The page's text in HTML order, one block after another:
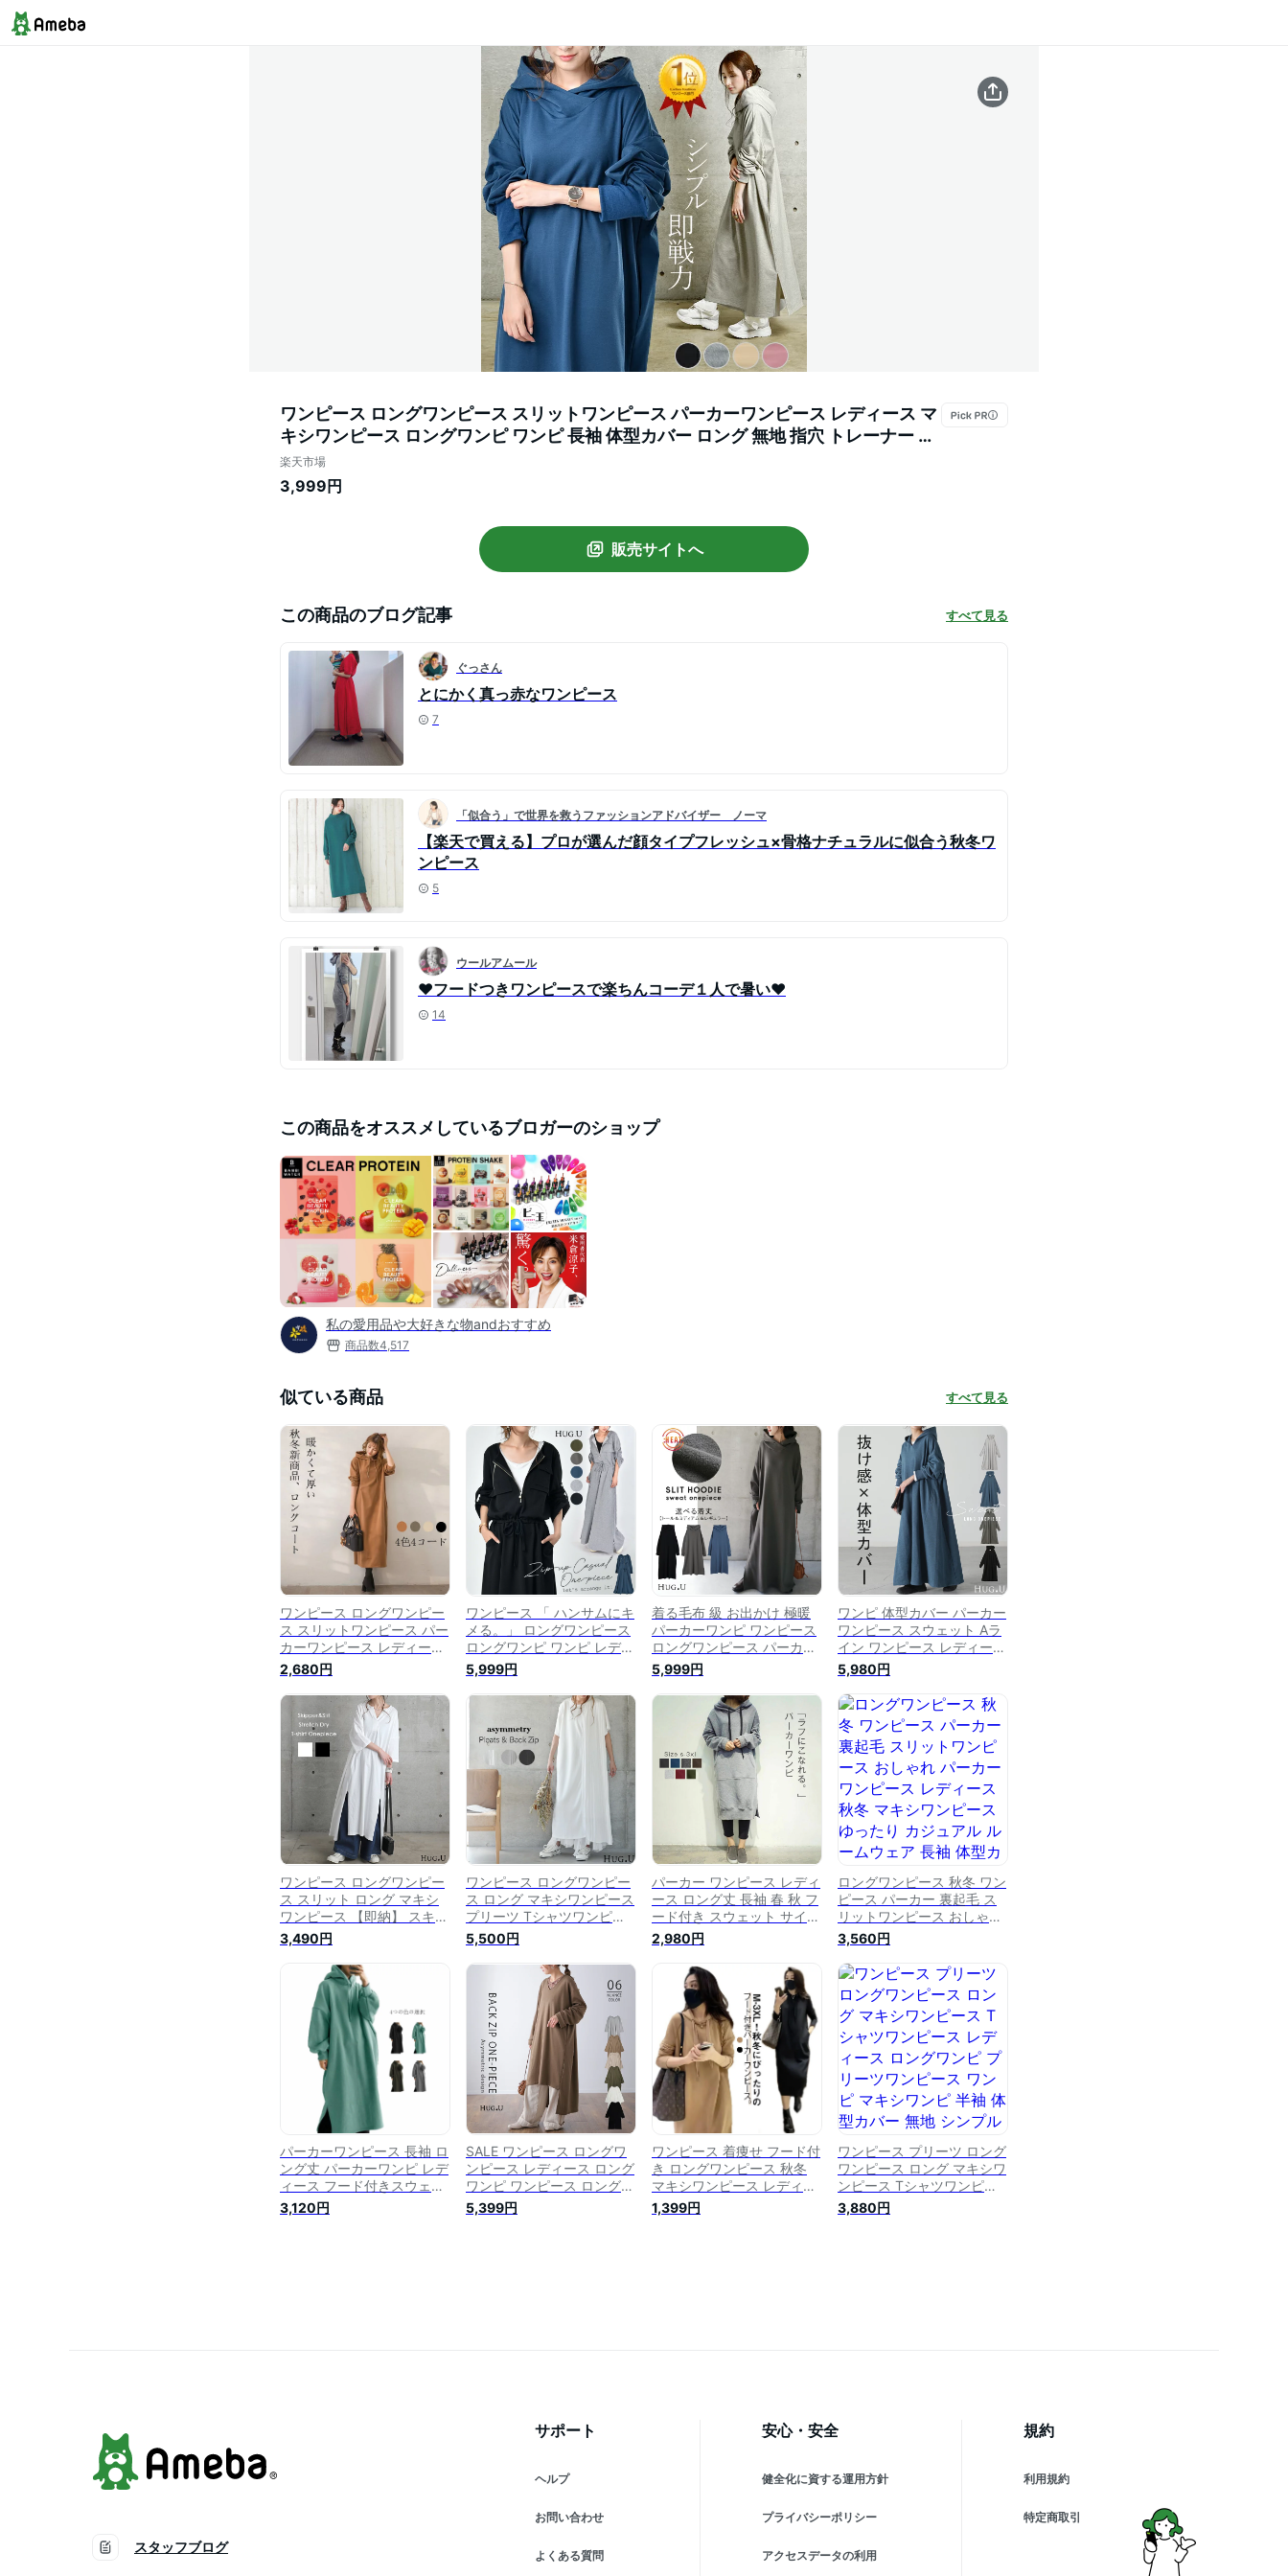
ワンピース ロングワンピース スリットワンピース パーカーワンピース レディース マ
キシワンピース ロングワンピ ワンピ 長袖 体型カバー ロング 無地 指穴 トレーナー ス
ウェット パーカーワンピ スリット 大きいサイズ 春 夏 プルオーバー
楽天市場
3,999円
販売サイトへ
この商品のブログ記事 すべて見る
ぐっさん
とにかく真っ赤なワンピース
7
「似合う」で世界を救うファッションアドバイザー ノーマ
【楽天で買える】プロが選んだ顔タイプフレッシュ×骨格ナチュラルに似合う秋冬ワ
ンピース
5
ウールアムール
♥フードつきワンピースで楽ちんコーデ１人で暑い♥
14
この商品をオススメしているブロガーのショップ
私の愛用品や大好きな物andおすすめ
商品数4,517
似ている商品 すべて見る
ワンピース ロングワンピー
ス スリットワンピース パー
カーワンピース レディース
マキシワンピース ロングワ
ンピ ワンピ マキシ 長袖 体
型カバー ロング 無地 スウ
ェット プルオーバー パーカ
ーワンピ スリット 大きいサ
イズ 夏 秋
2,680円
ワンピース 「 ハンサムにキ
メる。」 ロングワンピース
ロングワンピ ワンピ レディ
ース マキシ 体型カバー ロ
ング 長袖 トレーナー スウ
ェット ハーフジップ マタニ
ティ パーカーワンピース マ
キシワンピース 大きいサイ
ズ 黒 グレー 春 夏
5,999円
着る毛布 級 お出かけ 極暖
パーカーワンピ ワンピース
ロングワンピース パーカー
ワンピース レディース パー
カー ロングワンピ 長袖 指
穴 体型カバー ロング スウ
ェット プルオーバー 裏シャ
ギー 大きいサイズ 黒 春 夏
HUG.U
5,999円
ワンピ 体型カバー パーカー
ワンピース スウェット Aラ
イン ワンピース レディース
ロング ロングワンピース ロ
ングワンピ マキシ 長袖 パ
ーカー ロングパーカー トレ
ーナー パーカーワンピ 薄手
ゆったり スエット 大きいサ
イズ 春 冬 青 黒 HUG.U
5,980円
ワンピース ロングワンピー
ス スリット ロング マキシ
ワンピース 【即納】 スキッ
パー Tシャツワンピース T
シャツ レディース ロングワ
ンピ ワンピ マキシ 長袖 半
袖 体型カバー ロング Aライ
ンワンピース 大きいサイズ
無地 黒 白 春 夏 HUG.U .
3,490円
ワンピース ロングワンピー
ス ロング マキシワンピース
プリーツ Tシャツワンピー
ス レディース ロングワンピ
ワンピ スリットワンピース
シフォン 半袖 体型カバー
ロング Iライン スリット ジ
ップ 大きいサイズ 無地 グ
レー 白 春 夏 HUG.U
5,500円
パーカー ワンピース レディ
ース ロング丈 長袖 春 秋 フ
ード付き スウェット サイド
スリット ロングパーカー ロ
ング丈ワンピース パーカー
ワンピース 秋ワンピ ゆった
り 体型カバー カジュアル
マキシワンピ 大人 ゆるっと
着痩せ ママコーデ 大きいサ
イズ
2,980円
ロングワンピース 秋冬 ワン
ピース パーカー 裏起毛 ス
リットワンピース おしゃれ
パーカーワンピース レディ
ース 秋冬 マキシワンピース
ゆったり カジュアル ルーム
ウェア 長袖 体型カバー ロ
ング 無地 トレーナー スウ
ェット スリット 大きいサイ
ズ 秋 冬 プルオーバー
3,560円
パーカーワンピース 長袖 ロ
ング丈 パーカーワンピ レデ
ィース フード付きスウェッ
トワンピース 無地 プルオー
バー スリット入りスエット
3,120円
SALE ワンピース ロングワ
ンピース レディース ロング
ワンピ ワンピース ロングワ
ンピ マキシ マキシワンピー
ス スリット 長袖 無地 ドロ
5,399円
ワンピース 着痩せ フード付
き ロングワンピース 秋冬
マキシワンピース レディー
ス スウェット 長袖 ロング
ワンピ 大きいサイズ カジュ
1,399円
ワンピース プリーツ ロング
ワンピース ロング マキシワ
ンピース Tシャツワンピー
ス レディース ロングワンピ
プリーツワンピース ワンピ
3,880円
スタッフブログ
サポート
ヘルプ
お問い合わせ
よくある質問
安心・安全
健全化に資する運用方針
プライバシーポリシー
アクセスデータの利用
規約
利用規約
特定商取引